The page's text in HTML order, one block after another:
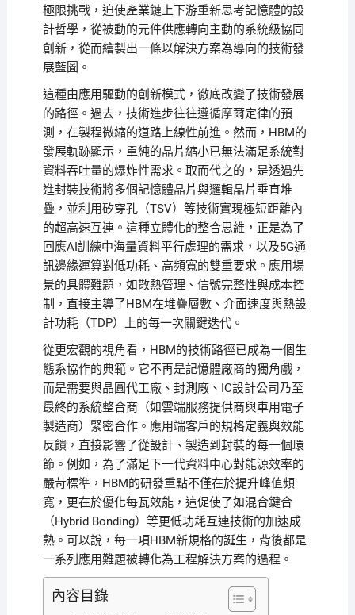
極限挑戰，迫使產業鏈上下游重新思考記憶體的設
計哲學，從被動的元件供應轉向主動的系統級協同
創新，從而繪製出一條以解決方案為導向的技術發
展藍圖。
這種由應用驅動的創新模式，徹底改變了技術發展
的路徑。過去，技術進步往往遵循摩爾定律的預
測，在製程微縮的道路上線性前進。然而，HBM的
發展軌跡顯示，單純的晶片縮小已無法滿足系統對
資料吞吐量的爆炸性需求。取而代之的，是透過先
進封裝技術將多個記憶體晶片與邏輯晶片垂直堆
疊，並利用矽穿孔（TSV）等技術實現極短距離內
的超高速互連。這種立體化的整合思維，正是為了
回應AI訓練中海量資料平行處理的需求，以及5G通
訊邊緣運算對低功耗、高頻寬的雙重要求。應用場
景的具體難題，如散熱管理、信號完整性與成本控
制，直接主導了HBM在堆疊層數、介面速度與熱設
計功耗（TDP）上的每一次關鍵迭代。
從更宏觀的視角看，HBM的技術路徑已成為一個生
態系協作的典範。它不再是記憶體廠商的獨角戲，
而是需要與晶圓代工廠、封測廠、IC設計公司乃至
最終的系統整合商（如雲端服務提供商與車用電子
製造商）緊密合作。應用端客戶的規格定義與效能
反饋，直接影響了從設計、製造到封裝的每一個環
節。例如，為了滿足下一代資料中心對能源效率的
嚴苛標準，HBM的研發重點不僅在於提升峰值頻
寬，更在於優化每瓦效能，這促使了如混合鍵合
（Hybrid Bonding）等更低功耗互連技術的加速成
熟。可以說，每一項HBM新規格的誕生，背後都是
一系列應用難題被轉化為工程解決方案的過程。
內容目錄